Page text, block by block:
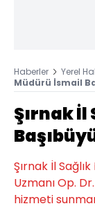
Haberler Yerel
Müdürü İsmail
Şırnak
Şırnak İl
Uzmanı Op.
hizmeti